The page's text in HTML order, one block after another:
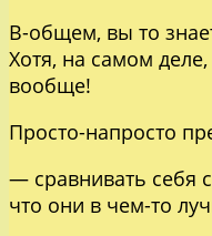
В-общем, вы то
Хотя, на самом
вообще!
Просто-напросто
— сравнивать себя
что они в чем-то